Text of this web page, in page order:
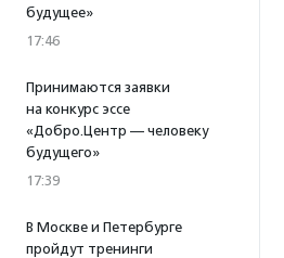
будущее»
17:46
Принимаются заявки
на конкурс эссе
«Добро.Центр — человеку
будущего»
17:39
В Москве и Петербурге
пройдут тренинги